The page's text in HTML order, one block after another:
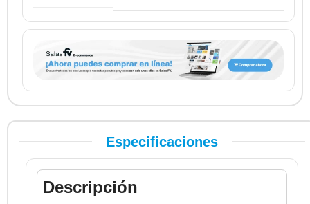
Especificaciones
Descripción